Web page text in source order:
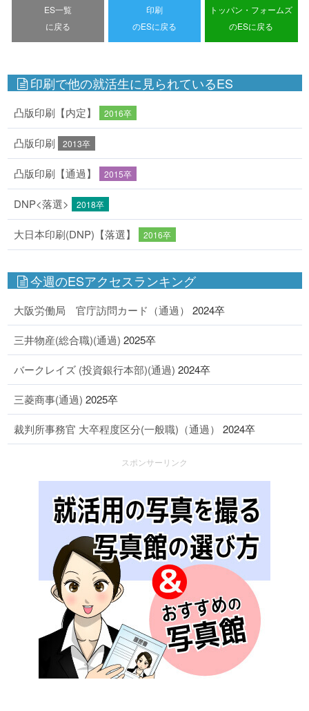
ES一覧
に戻る
印刷
のESに戻る
トッパン・フォームズ
のESに戻る
印刷で他の就活生に見られているES
凸版印刷【内定】 2016卒
凸版印刷 2013卒
凸版印刷【通過】 2015卒
DNP<落選> 2018卒
大日本印刷(DNP)【落選】 2016卒
今週のESアクセスランキング
大阪労働局 官庁訪問カード（通過） 2024卒
三井物産(総合職)(通過) 2025卒
バークレイズ (投資銀行本部)(通過) 2024卒
三菱商事(通過) 2025卒
裁判所事務官 大卒程度区分(一般職)（通過） 2024卒
スポンサーリンク